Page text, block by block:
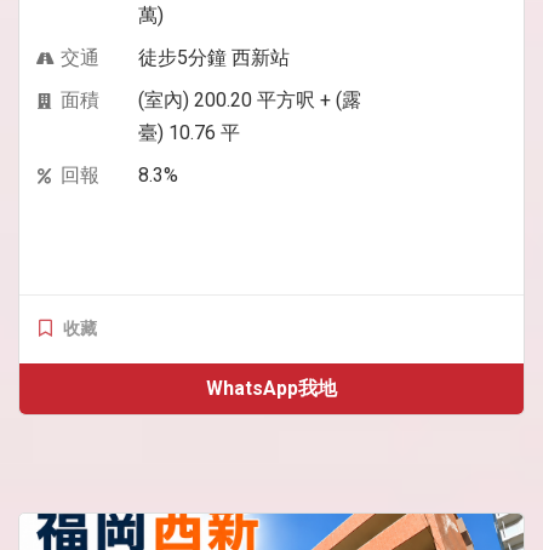
萬)
交通
徒步5分鐘 西新站
面積
(室內) 200.20 平方呎 + (露
臺) 10.76 平
回報
8.3%
收藏
WhatsApp我地